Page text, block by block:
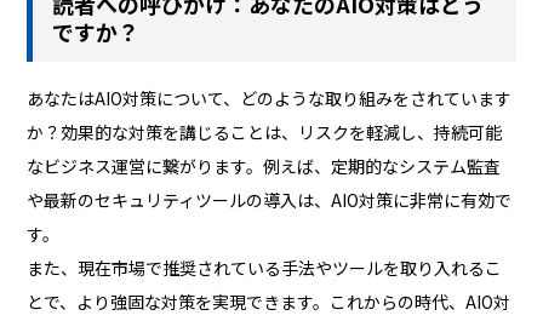
ですか？
あなたはAIO対策について、どのような取り組みをされています
か？効果的な対策を講じることは、リスクを軽減し、持続可能
なビジネス運営に繋がります。例えば、定期的なシステム監査
や最新のセキュリティツールの導入は、AIO対策に非常に有効で
す。
また、現在市場で推奨されている手法やツールを取り入れるこ
とで、より強固な対策を実現できます。これからの時代、AIO対